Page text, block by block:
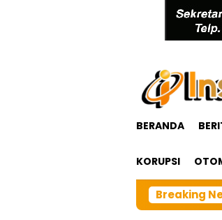
BERANDA
KORUPSI
Breaking
BRI cabangTarutung Gelar